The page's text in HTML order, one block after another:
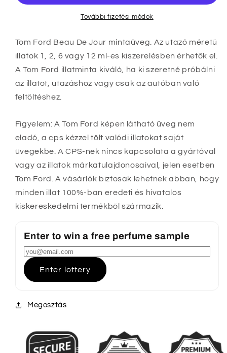
További fizetési módok
Tom Ford Beau De Jour mintaüveg. Az utazó méretű
illatok 1, 2, 6 vagy 12 ml-es kiszerelésben érhetők el
A Tom Ford illatminta kiváló, ha ki szeretné próbálni
az illatot, utazáshoz vagy csak az autóban való
feltöltéshez.
Figyelem: A Tom Ford képen látható üveg nem
eladó, a cps kézzel tölt valódi illatokat saját
üvegekbe. A CPS-nek nincs kapcsolata a gyártóval
vagy az illatok márkatulajdonosaival, jelen esetben
Tom Ford. A vásárlók biztosak lehetnek abban, hogy
minden illat 100%-ban eredeti és hivatalos
kiskereskedelmi termékből származik.
Enter to win a free perfume sample
Enter lottery
Megosztás